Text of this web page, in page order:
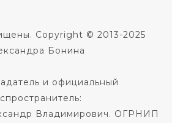
Copyright © 2013-2025
Бонина
и официальный
Владимирович. ОГРНИП